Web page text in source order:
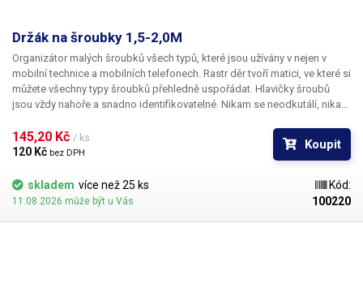
Držák na šroubky 1,5-2,0M
Organizátor malých šroubků všech typů, které jsou užívány v nejen v
mobilní technice a mobilních telefonech. Rastr děr tvoří matici, ve které si
můžete všechny typy šroubků přehledně uspořádat. Hlavičky šroubů
jsou vždy nahoře a snadno identifikovatelné. Nikam se neodkutálí, nikam
velice snadné se šroubovákem, jehož špička je zmagnetizována.
Organizér pro šroubky se výborně hodí jako doplnět k momentovým
145,20 Kč / ks
120 Kč bez DPH
Koupit
skladem více než 25 ks
11.08.2026 může být u Vás
Kód:
100220